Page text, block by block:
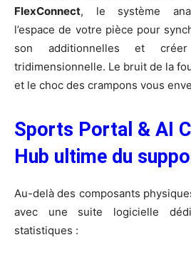
FlexConnect, le système
l’espace de votre pièce pour
son additionnelles et
tridimensionnelle. Le bruit de la
et le choc des crampons vous
Sports Portal & AI
Hub ultime du
Au-delà des composants
avec une suite logicielle
statistiques :